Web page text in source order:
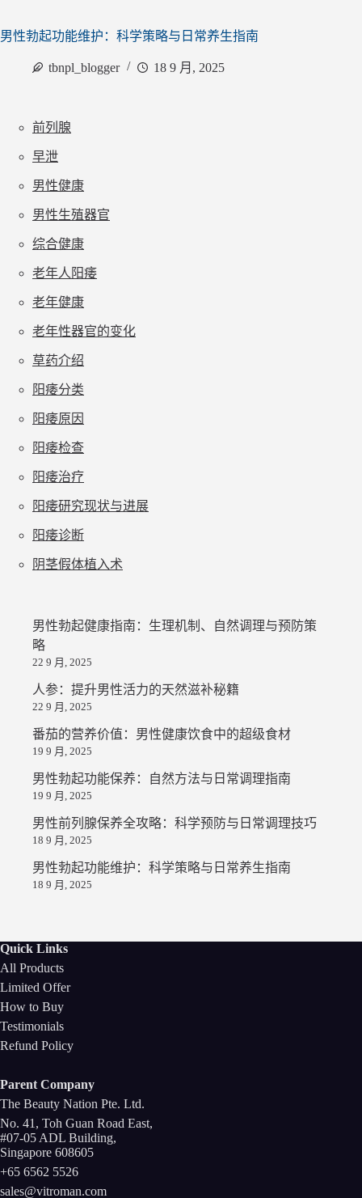
男性勃起功能维护：科学策略与日常养生指南
tbnpl_blogger 18 9 月, 2025
前列腺
早泄
男性健康
男性生殖器官
综合健康
老年人阳痿
老年健康
老年性器官的变化
草药介绍
阳痿分类
阳痿原因
阳痿检查
阳痿治疗
阳痿研究现状与进展
阳痿诊断
阴茎假体植入术
男性勃起健康指南：生理机制、自然调理与预防策
略
22 9 月, 2025
人参：提升男性活力的天然滋补秘籍
22 9 月, 2025
番茄的营养价值：男性健康饮食中的超级食材
19 9 月, 2025
男性勃起功能保养：自然方法与日常调理指南
19 9 月, 2025
男性前列腺保养全攻略：科学预防与日常调理技巧
18 9 月, 2025
男性勃起功能维护：科学策略与日常养生指南
18 9 月, 2025
Quick Links
All Products
Limited Offer
How to Buy
Testimonials
Refund Policy
Parent Company
The Beauty Nation Pte. Ltd.
No. 41, Toh Guan Road East,
#07-05 ADL Building,
Singapore 608605
+65 6562 5526
sales@vitroman.com